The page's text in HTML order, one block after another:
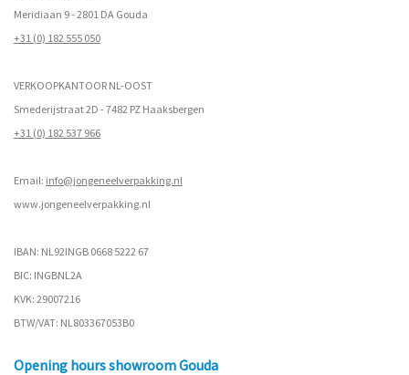
Meridiaan 9 - 2801 DA Gouda
+31 (0) 182 555 050
VERKOOPKANTOOR NL-OOST
Smederijstraat 2D - 7482 PZ Haaksbergen
+31 (0) 182 537 966
Email: info@jongeneelverpakking.nl
www.jongeneelverpakking.nl
IBAN: NL92INGB 0668 5222 67
BIC: INGBNL2A
KVK: 29007216
BTW/VAT: NL803367053B0
Opening hours showroom Gouda